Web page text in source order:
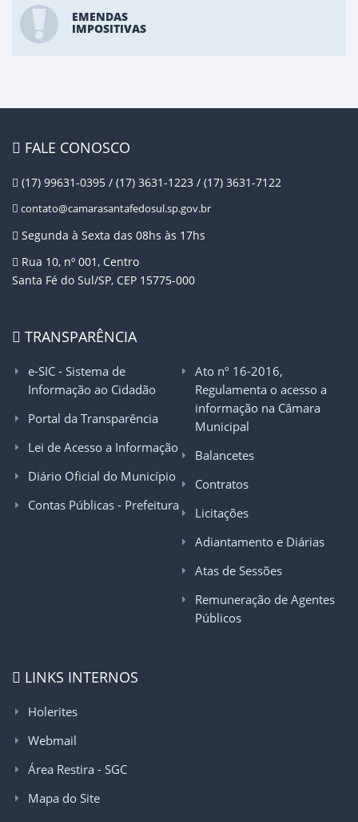
EMENDAS
IMPOSITIVAS
FALE CONOSCO
(17) 99631-0395 / (17) 3631-1223 / (17) 3631-7122
contato@camarasantafedosul.sp.gov.br
Segunda à Sexta das 08hs às 17hs
Rua 10, nº 001, Centro
Santa Fé do Sul/SP, CEP 15775-000
TRANSPARÊNCIA
e-SIC - Sistema de
Informação ao Cidadão
Portal da Transparência
Lei de Acesso a Informação
Diário Oficial do Município
Contas Públicas - Prefeitura
Ato nº 16-2016,
Regulamenta o acesso a
informação na Câmara
Municipal
Balancetes
Contratos
Licitações
Adiantamento e Diárias
Atas de Sessões
Remuneração de Agentes
Públicos
LINKS INTERNOS
Holerites
Webmail
Área Restira - SGC
Mapa do Site